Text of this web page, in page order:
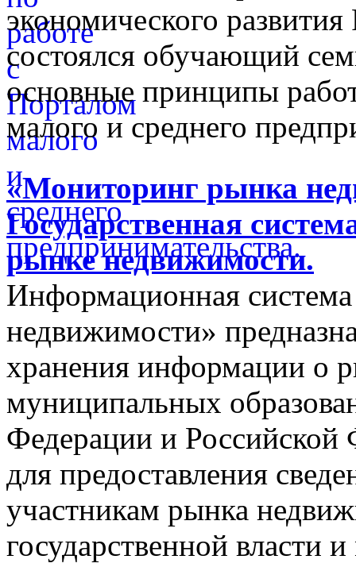
экономического
состоялся обучающий
основные принципы
малого и среднего
«Мониторинг рынка
Государственная
рынке недвижимости.
Информационная
недвижимости»
хранения информации о
муниципальных
Федерации и Российской
для предоставления
участникам рынка
государственной власти